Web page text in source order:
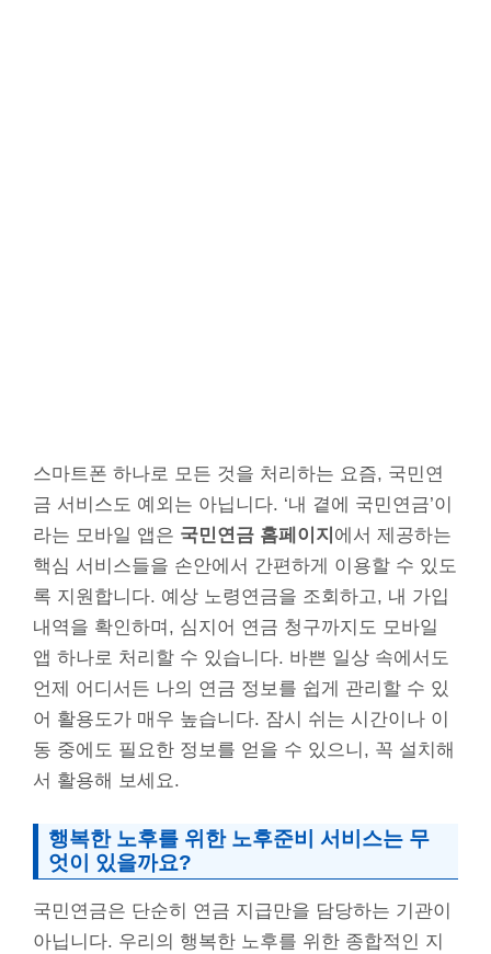
스마트폰 하나로 모든 것을 처리하는 요즘, 국민연
금 서비스도 예외는 아닙니다. ‘내 곁에 국민연금’이
라는 모바일 앱은 국민연금 홈페이지 에서 제공하는
핵심 서비스들을 손안에서 간편하게 이용할 수 있도
록 지원합니다. 예상 노령연금을 조회하고, 내 가입
내역을 확인하며, 심지어 연금 청구까지도 모바일
앱 하나로 처리할 수 있습니다. 바쁜 일상 속에서도
언제 어디서든 나의 연금 정보를 쉽게 관리할 수 있
어 활용도가 매우 높습니다. 잠시 쉬는 시간이나 이
동 중에도 필요한 정보를 얻을 수 있으니, 꼭 설치해
서 활용해 보세요.
행복한 노후를 위한 노후준비 서비스는 무
엇이 있을까요?
국민연금은 단순히 연금 지급만을 담당하는 기관이
아닙니다. 우리의 행복한 노후를 위한 종합적인 지